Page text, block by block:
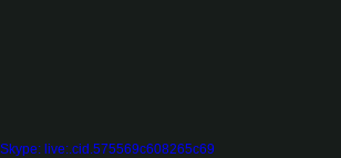
Skype: live:.cid.575569c608265c69